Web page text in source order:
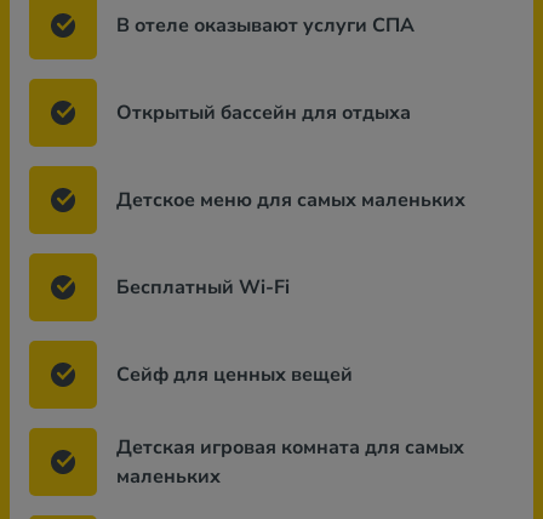
В отеле оказывают услуги СПА
Открытый бассейн для отдыха
Детское меню для самых маленьких
Бесплатный Wi-Fi
Сейф для ценных вещей
Детская игровая комната для самых
маленьких